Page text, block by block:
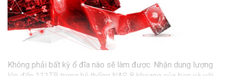
Không phải bất kỳ ổ đĩa nào sẽ làm được. Nhận dung lượng